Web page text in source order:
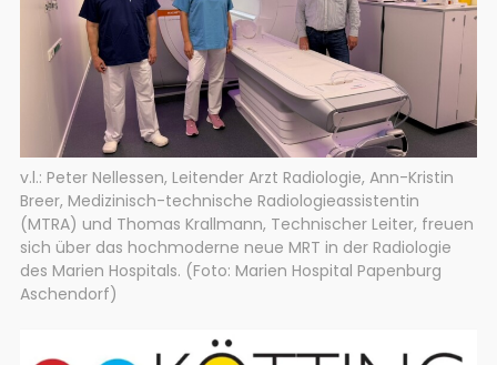
v.l.: Peter Nellessen, Leitender Arzt Radiologie, Ann-Kristin
Breer, Medizinisch-technische Radiologieassistentin
(MTRA) und Thomas Krallmann, Technischer Leiter, freuen
sich über das hochmoderne neue MRT in der Radiologie
des Marien Hospitals. (Foto: Marien Hospital Papenburg
Aschendorf)